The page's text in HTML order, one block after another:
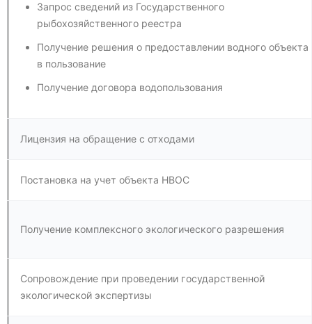
Запрос сведений из Государственного
рыбохозяйственного реестра
Получение решения о предоставлении водного объекта
в пользование
Получение договора водопользования
Лицензия на обращение с отходами
Постановка на учет объекта HBOC
Получение комплексного экологического разрешения
Сопровождение при проведении государственной
экологической экспертизы